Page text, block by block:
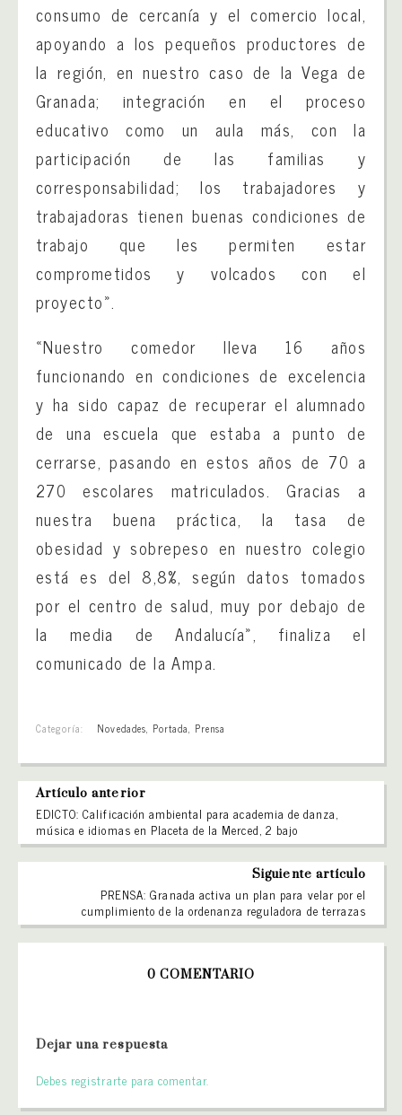
consumo de cercanía y el comercio local,
apoyando a los pequeños productores de
la región, en nuestro caso de la Vega de
Granada; integración en el proceso
educativo como un aula más, con la
participación de las familias y
corresponsabilidad; los trabajadores y
trabajadoras tienen buenas condiciones de
trabajo que les permiten estar
comprometidos y volcados con el
proyecto».
«Nuestro comedor lleva 16 años
funcionando en condiciones de excelencia
y ha sido capaz de recuperar el alumnado
de una escuela que estaba a punto de
cerrarse, pasando en estos años de 70 a
270 escolares matriculados. Gracias a
nuestra buena práctica, la tasa de
obesidad y sobrepeso en nuestro colegio
está es del 8,8%, según datos tomados
por el centro de salud, muy por debajo de
la media de Andalucía», finaliza el
comunicado de la Ampa.
Categoría: Novedades, Portada, Prensa
Artículo anterior
EDICTO: Calificación ambiental para academia de danza,
música e idiomas en Placeta de la Merced, 2 bajo
Siguiente artículo
PRENSA: Granada activa un plan para velar por el
cumplimiento de la ordenanza reguladora de terrazas
0 COMENTARIO
Dejar una respuesta
Debes registrarte para comentar.